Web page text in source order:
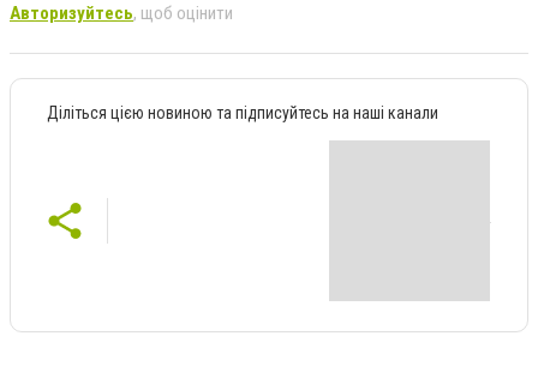
Авторизуйтесь, щоб оцінити
Діліться цією новиною та підписуйтесь на наші канали